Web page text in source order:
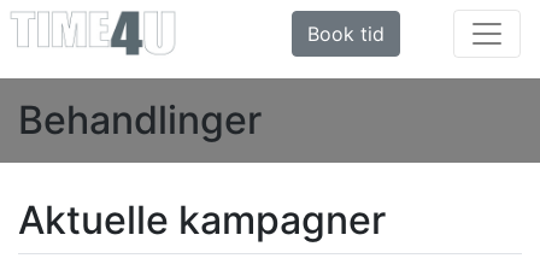
Book tid
Behandlinger
Aktuelle kampagner